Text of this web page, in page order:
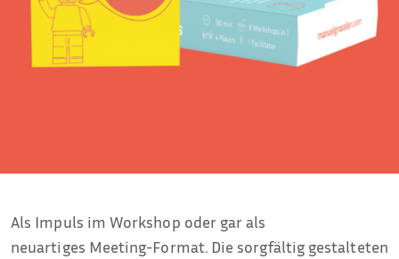
Als Impuls im Workshop oder gar als
neuartiges Meeting-Format. Die sorgfältig gestalteten